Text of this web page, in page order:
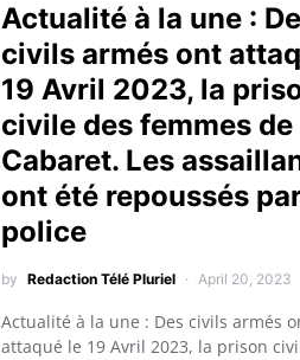
Actualité à la une :
civils armés ont
19 Avril 2023, la
civile des femmes de
Cabaret. Les
ont été repoussés
police
by Redaction Télé Pluriel April 20, 2023
Actualité à la une : Des civils armés
attaqué le 19 Avril 2023, la prison